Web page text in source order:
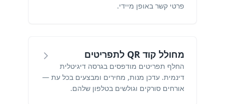
פרטי קשר באופן מיידי.
מחולל קוד QR לתפריטים
החלף תפריטים מודפסים בגרסה דיגיטלית
דינמית. עדכן מנות, מחירים ומבצעים בכל עת —
אורחים סורקים וגולשים בטלפון שלהם.